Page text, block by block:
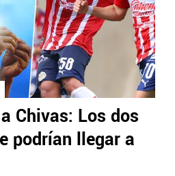
Chivas: Los dos
podrían llegar a